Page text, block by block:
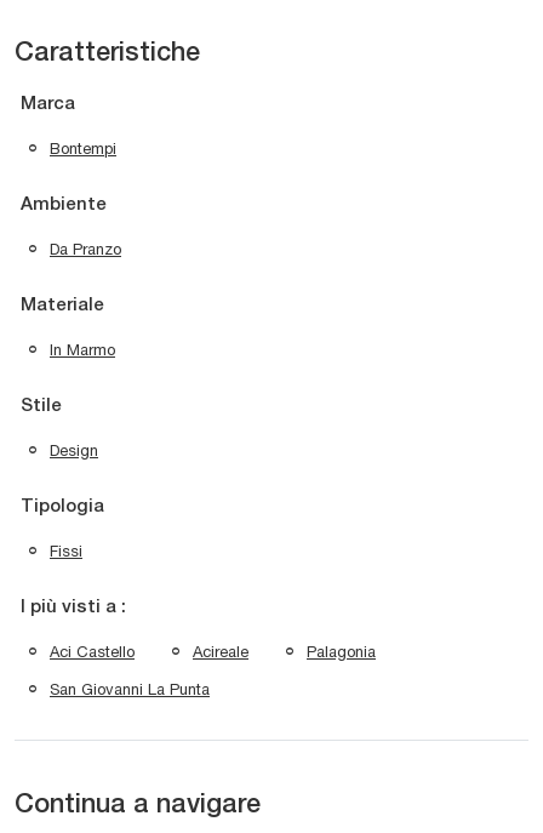
Caratteristiche
Marca
Bontempi
Ambiente
Da Pranzo
Materiale
In Marmo
Stile
Design
Tipologia
Fissi
I più visti a :
Aci Castello Acireale Palagonia
San Giovanni La Punta
Continua a navigare